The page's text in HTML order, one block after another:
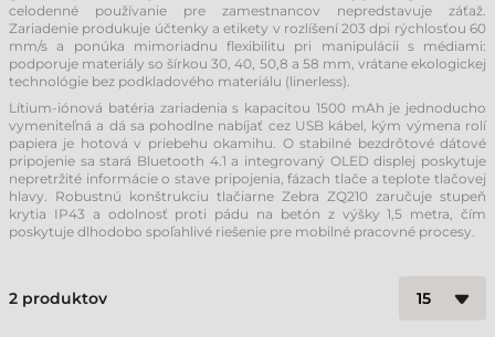
celodenné používanie pre zamestnancov nepredstavuje záťaž.
Zariadenie produkuje účtenky a etikety v rozlíšení 203 dpi rýchlosťou 60
mm/s a ponúka mimoriadnu flexibilitu pri manipulácii s médiami:
podporuje materiály so šírkou 30, 40, 50,8 a 58 mm, vrátane ekologickej
technológie bez podkladového materiálu (linerless).
Lítium-iónová batéria zariadenia s kapacitou 1500 mAh je jednoducho
vymeniteľná a dá sa pohodlne nabíjať cez USB kábel, kým výmena rolí
papiera je hotová v priebehu okamihu. O stabilné bezdrôtové dátové
pripojenie sa stará Bluetooth 4.1 a integrovaný OLED displej poskytuje
nepretržité informácie o stave pripojenia, fázach tlače a teplote tlačovej
hlavy. Robustnú konštrukciu tlačiarne Zebra ZQ210 zaručuje stupeň
krytia IP43 a odolnosť proti pádu na betón z výšky 1,5 metra, čím
poskytuje dlhodobo spoľahlivé riešenie pre mobilné pracovné procesy.
2 produktov